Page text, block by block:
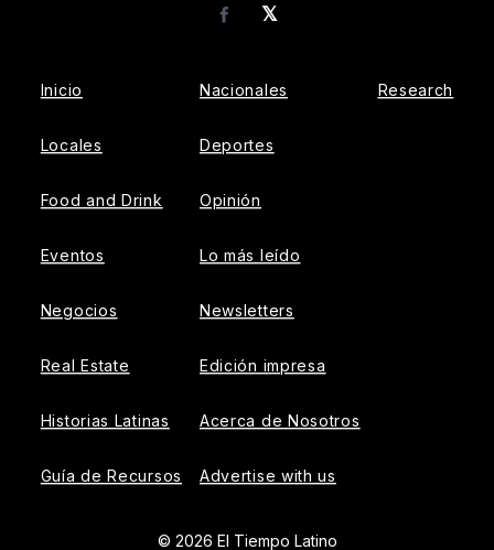
𝕏
Facebook
Inicio
Locales
Food and Drink
Eventos
Negocios
Real Estate
Historias Latinas
Guía de Recursos
Nacionales
Deportes
Opinión
Lo más leído
Newsletters
Edición impresa
Acerca de Nosotros
Advertise with us
Research
© 2026 El Tiempo Latino